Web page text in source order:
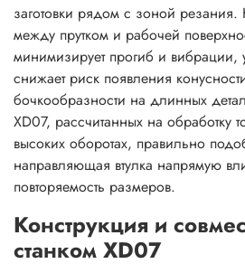
заготовки рядом с зоной
между прутком и рабочей
минимизирует прогиб и вибрации,
снижает риск появления
бочкообразности на длинных
XD07, рассчитанных на обработку
высоких оборотах, правильно
направляющая втулка напрямую
повторяемость размеров.
Конструкция и
станком XD07